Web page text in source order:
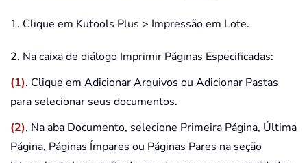
1. Clique em Kutools Plus > Impressão em Lote.
2. Na caixa de diálogo Imprimir Páginas Especificadas:
(1). Clique em Adicionar Arquivos ou Adicionar Pastas
para selecionar seus documentos.
(2). Na aba Documento, selecione Primeira Página, Última
Página, Páginas Ímpares ou Páginas Pares na seção